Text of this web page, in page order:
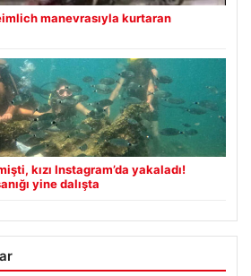
manevrasıyla kurtaran
kızı Instagram’da yakaladı!
yine dalışta